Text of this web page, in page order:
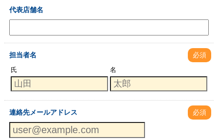
代表店舗名
担当者名 必須
氏 名
連絡先メールアドレス 必須